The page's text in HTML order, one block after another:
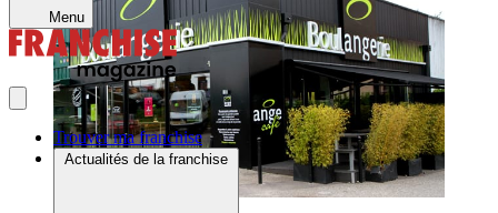
Menu
Trouver ma franchise
Actualités de la franchise